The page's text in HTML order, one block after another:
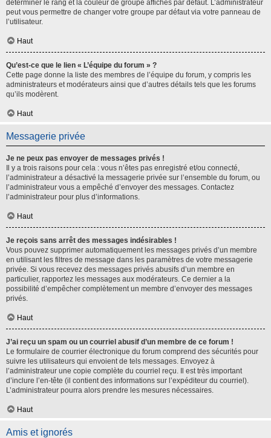
déterminer le rang et la couleur de groupe affichés par défaut. L’administrateur
peut vous permettre de changer votre groupe par défaut via votre panneau de
l’utilisateur.
Haut
Qu’est-ce que le lien « L’équipe du forum » ?
Cette page donne la liste des membres de l’équipe du forum, y compris les
administrateurs et modérateurs ainsi que d’autres détails tels que les forums
qu’ils modèrent.
Haut
Messagerie privée
Je ne peux pas envoyer de messages privés !
Il y a trois raisons pour cela : vous n’êtes pas enregistré et/ou connecté,
l’administrateur a désactivé la messagerie privée sur l’ensemble du forum, ou
l’administrateur vous a empêché d’envoyer des messages. Contactez
l’administrateur pour plus d’informations.
Haut
Je reçois sans arrêt des messages indésirables !
Vous pouvez supprimer automatiquement les messages privés d’un membre
en utilisant les filtres de message dans les paramètres de votre messagerie
privée. Si vous recevez des messages privés abusifs d’un membre en
particulier, rapportez les messages aux modérateurs. Ce dernier a la
possibilité d’empêcher complètement un membre d’envoyer des messages
privés.
Haut
J’ai reçu un spam ou un courriel abusif d’un membre de ce forum !
Le formulaire de courrier électronique du forum comprend des sécurités pour
suivre les utilisateurs qui envoient de tels messages. Envoyez à
l’administrateur une copie complète du courriel reçu. Il est très important
d’inclure l’en-tête (il contient des informations sur l’expéditeur du courriel).
L’administrateur pourra alors prendre les mesures nécessaires.
Haut
Amis et ignorés